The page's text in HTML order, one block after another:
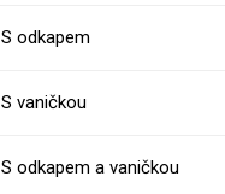
S odkapem
S vaničkou
S odkapem a vaničkou